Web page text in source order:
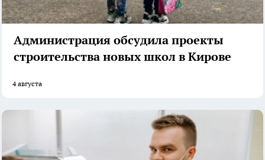
Администрация обсудила проекты
строительства новых школ в Кирове
4 августа